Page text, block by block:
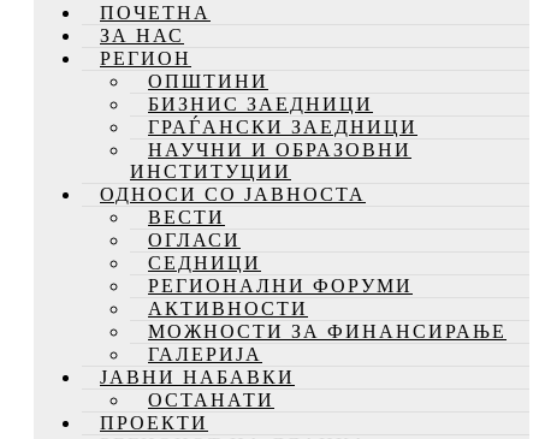
ПОЧЕТНА
ЗА НАС
РЕГИОН
ОПШТИНИ
БИЗНИС ЗАЕДНИЦИ
ГРАЃАНСКИ ЗАЕДНИЦИ
НАУЧНИ И ОБРАЗОВНИ
ИНСТИТУЦИИ
ОДНОСИ СО ЈАВНОСТА
ВЕСТИ
ОГЛАСИ
СЕДНИЦИ
РЕГИОНАЛНИ ФОРУМИ
АКТИВНОСТИ
МОЖНОСТИ ЗА ФИНАНСИРАЊЕ
ГАЛЕРИЈА
ЈАВНИ НАБАВКИ
ОСТАНАТИ
ПРОЕКТИ